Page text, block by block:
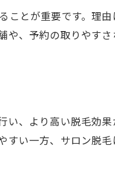
ことが重要です。理由
や、予約の取りやすさ
い、より高い脱毛効果
すい一方、サロン脱毛